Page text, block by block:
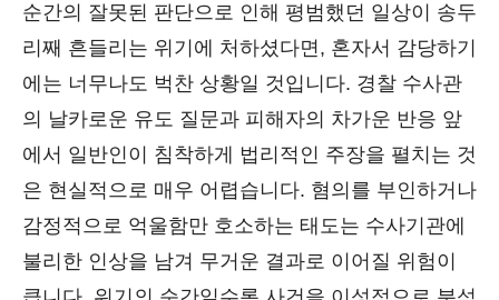
순간의 잘못된 판단으로 인해 평범했던 일상이 송두
리째 흔들리는 위기에 처하셨다면, 혼자서 감당하기
에는 너무나도 벅찬 상황일 것입니다. 경찰 수사관
의 날카로운 유도 질문과 피해자의 차가운 반응 앞
에서 일반인이 침착하게 법리적인 주장을 펼치는 것
은 현실적으로 매우 어렵습니다. 혐의를 부인하거나
감정적으로 억울함만 호소하는 태도는 수사기관에
불리한 인상을 남겨 무거운 결과로 이어질 위험이